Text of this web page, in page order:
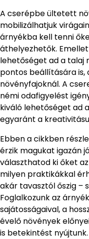
A cserépbe ültetett
mobilizálhatjuk
árnyékba kell tenni
áthelyezhetők.
lehetőséget ad a talaj
pontos beállítására is,
növényfajoknál. A
némi odafigyelést
kiváló lehetőséget ad
egyaránt a
Ebben a cikkben
érzik magukat igazán
választhatod ki őket
milyen praktikákkal
akár tavasztól őszig –
Foglalkozunk az
sajátosságaival, a
évelő növények
is betekintést nyújtunk.